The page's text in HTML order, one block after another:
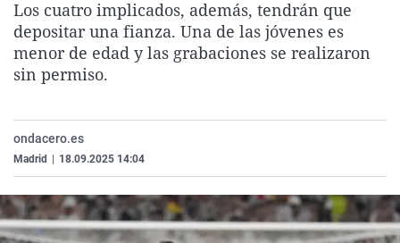
La rosa de los vientos
Gente viajera
Caso
Retornados
Extremadura
Galicia
Virales
Televisión
Los cuatro implicados, además, tendrán que
depositar una fianza. Una de las jóvenes es
menor de edad y las grabaciones se realizaron
sin permiso.
ondacero.es
Madrid 18.09.2025 14:04